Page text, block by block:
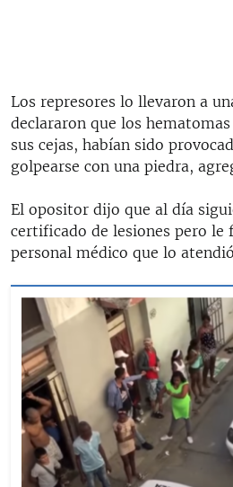
Los represores lo llevaron a
declararon que los
sus cejas, habían sido
golpearse con una piedra,
El opositor dijo que al día
certificado de lesiones pero le
personal médico que lo